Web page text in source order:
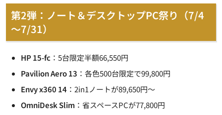
第2弾：ノート＆デスクトップPC祭り（7/4
～7/31）
HP 15-fc ：5台限定半額66,550円
Pavilion Aero 13 ：各色500台限定で99,800円
Envy x360 14 ：2in1ノートが89,650円～
OmniDesk Slim ：省スペースPCが77,800円